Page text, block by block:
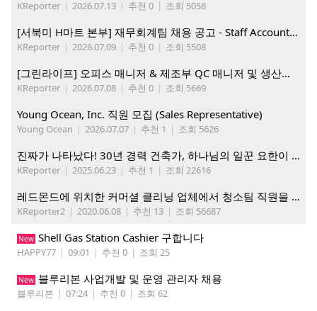
KReporter | 2026.07.13 | 추천 0 | 조회 5058
[서북미 H마트 본부] 재무회계팀 채용 공고 - Staff Accountant
KReporter | 2026.07.09 | 추천 0 | 조회 5508
[그린라이프] 오피스 매니저 & 제조부 QC 매니저 및 생산직, 웨어하우스 직원 모집
KReporter | 2026.07.08 | 추천 0 | 조회 5669
Young Ocean, Inc. 직원 모집 (Sales Representative)
Young Ocean | 2026.07.07 | 추천 1 | 조회 5626
진짜가 나타났다! 30년 경력 건축가, 하나님의 일꾼 요한이 책임 시공합니다.
KReporter | 2025.06.23 | 추천 1 | 조회 22616
레드몬드에 위치한 커머셜 클리닝 업체에서 청소팀 직원을 모집합니다.
KReporter2 | 2020.06.08 | 추천 13 | 조회 56687
New Shell Gas Station Cashier 구합니다
HAPPY77 | 09:01 | 추천 0 | 조회 25
New 블루리본 사업개발 및 운영 관리자 채용
블루리본 | 07:24 | 추천 0 | 조회 62